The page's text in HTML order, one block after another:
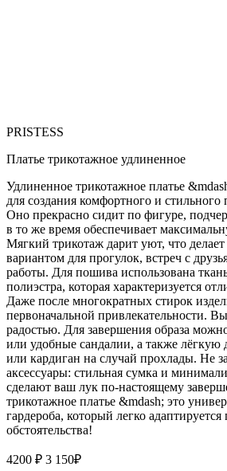
PRISTESS
Платье трикотажное удлиненное
Удлиненное трикотажное платье
для создания комфортного и стильного
Оно прекрасно сидит по фигуре,
в то же время обеспечивает
Мягкий трикотаж дарит уют, что
вариантом для прогулок, встреч с
работы. Для пошива использована
полиэстра, которая характеризуется
Даже после многократных стирок
первоначальной привлекательности.
радостью. Для завершения образа
или удобные сандалии, а также
или кардиган на случай прохлады. Не
аксессуары: стильная сумка и
сделают ваш лук по-настоящему
трикотажное платье &mdash; это
гардероба, который легко
обстоятельства!
4200 ₽ 3 150₽